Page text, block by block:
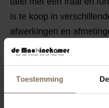
Toestemming
is te koop in
afwerkingen en
De uitschuifbladen van
tafelblad. Ze hangen
een massief houten